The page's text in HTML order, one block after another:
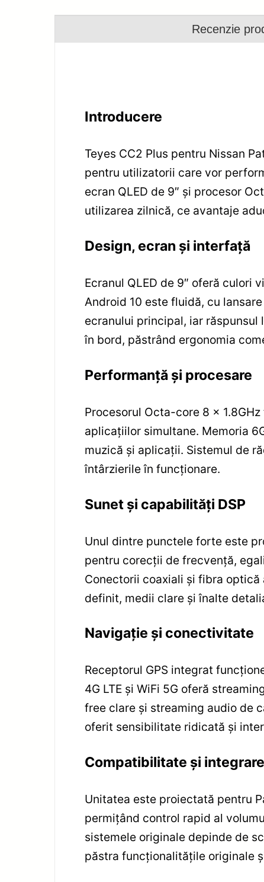
Recenzie
Introducere
Teyes CC2 Plus pentru Nissan
pentru utilizatorii care vor
ecran QLED de 9″ și procesor
utilizarea zilnică, ce avantaje
Design, ecran și interfață
Ecranul QLED de 9″ oferă
Android 10 este fluidă, cu
ecranului principal, iar
în bord, păstrând ergonomia
Performanță și procesare
Procesorul Octa-core 8 x
aplicațiilor simultane. Memoria
muzică și aplicații. Sistemul de
întârzierile în funcționare.
Sunet și capabilități DSP
Unul dintre punctele forte este
pentru corecții de frecvență,
Conectorii coaxiali și fibra
definit, medii clare și înalte
Navigație și conectivitate
Receptorul GPS integrat
4G LTE și WiFi 5G oferă
free clare și streaming audio de
oferit sensibilitate ridicată și
Compatibilitate și
Unitatea este proiectată pentru
permițând control rapid al
sistemele originale depinde de
păstra funcționalitățile originale